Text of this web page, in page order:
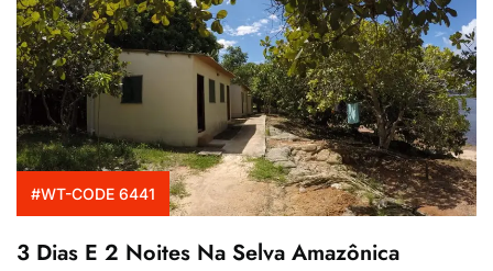
#WT-CODE 6441
3 Dias E 2 Noites Na Selva Amazônica